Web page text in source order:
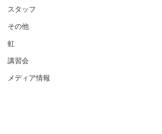
スタッフ
その他
虹
講習会
メディア情報